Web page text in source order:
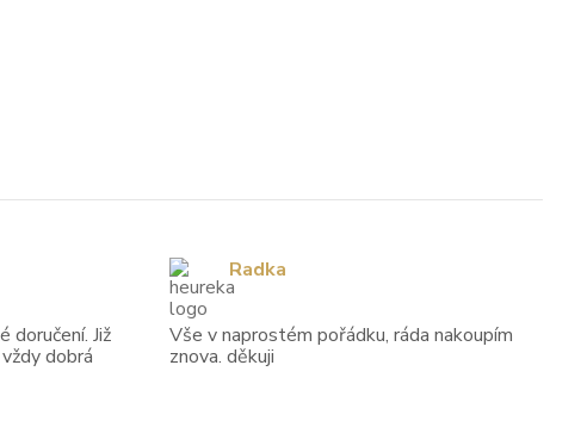
doručení. Již
dobrá
Vše v naprostém pořádku, ráda nakoupím
znova. děkuji
Radka